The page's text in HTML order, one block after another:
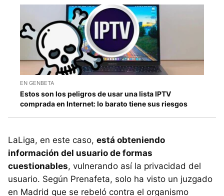
EN GENBETA
Estos son los peligros de usar una lista IPTV
comprada en Internet: lo barato tiene sus riesgos
LaLiga, en este caso, está obteniendo
información del usuario de formas
cuestionables, vulnerando así la privacidad del
usuario. Según Prenafeta, solo ha visto un juzgado
en Madrid que se rebeló contra el organismo